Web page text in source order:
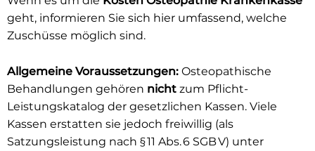
geht, informieren Sie sich hier umfassend, welche
Zuschüsse möglich sind.
Allgemeine Voraussetzungen: Osteopathische
Behandlungen gehören nicht zum Pflicht-
Leistungskatalog der gesetzlichen Kassen. Viele
Kassen erstatten sie jedoch freiwillig (als
Satzungsleistung nach § 11 Abs. 6 SGB V) unter